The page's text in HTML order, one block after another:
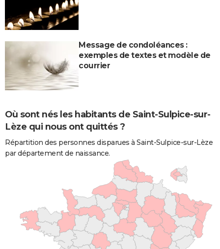
Message de condoléances :
exemples de textes et modèle de
courrier
Où sont nés les habitants de Saint-Sulpice-sur-
Lèze qui nous ont quittés ?
Répartition des personnes disparues à Saint-Sulpice-sur-Lèze
par département de naissance.